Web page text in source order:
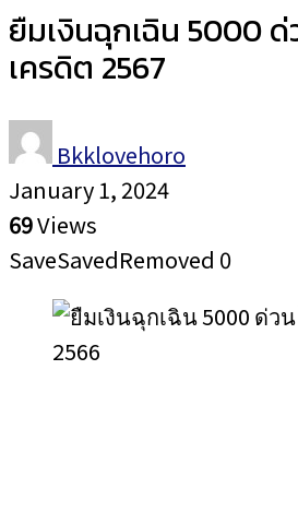
ยืมเงินฉุกเฉิน 5000 ด่
เครดิต 2567
Bkklovehoro
January 1, 2024
69Views
SaveSavedRemoved 0